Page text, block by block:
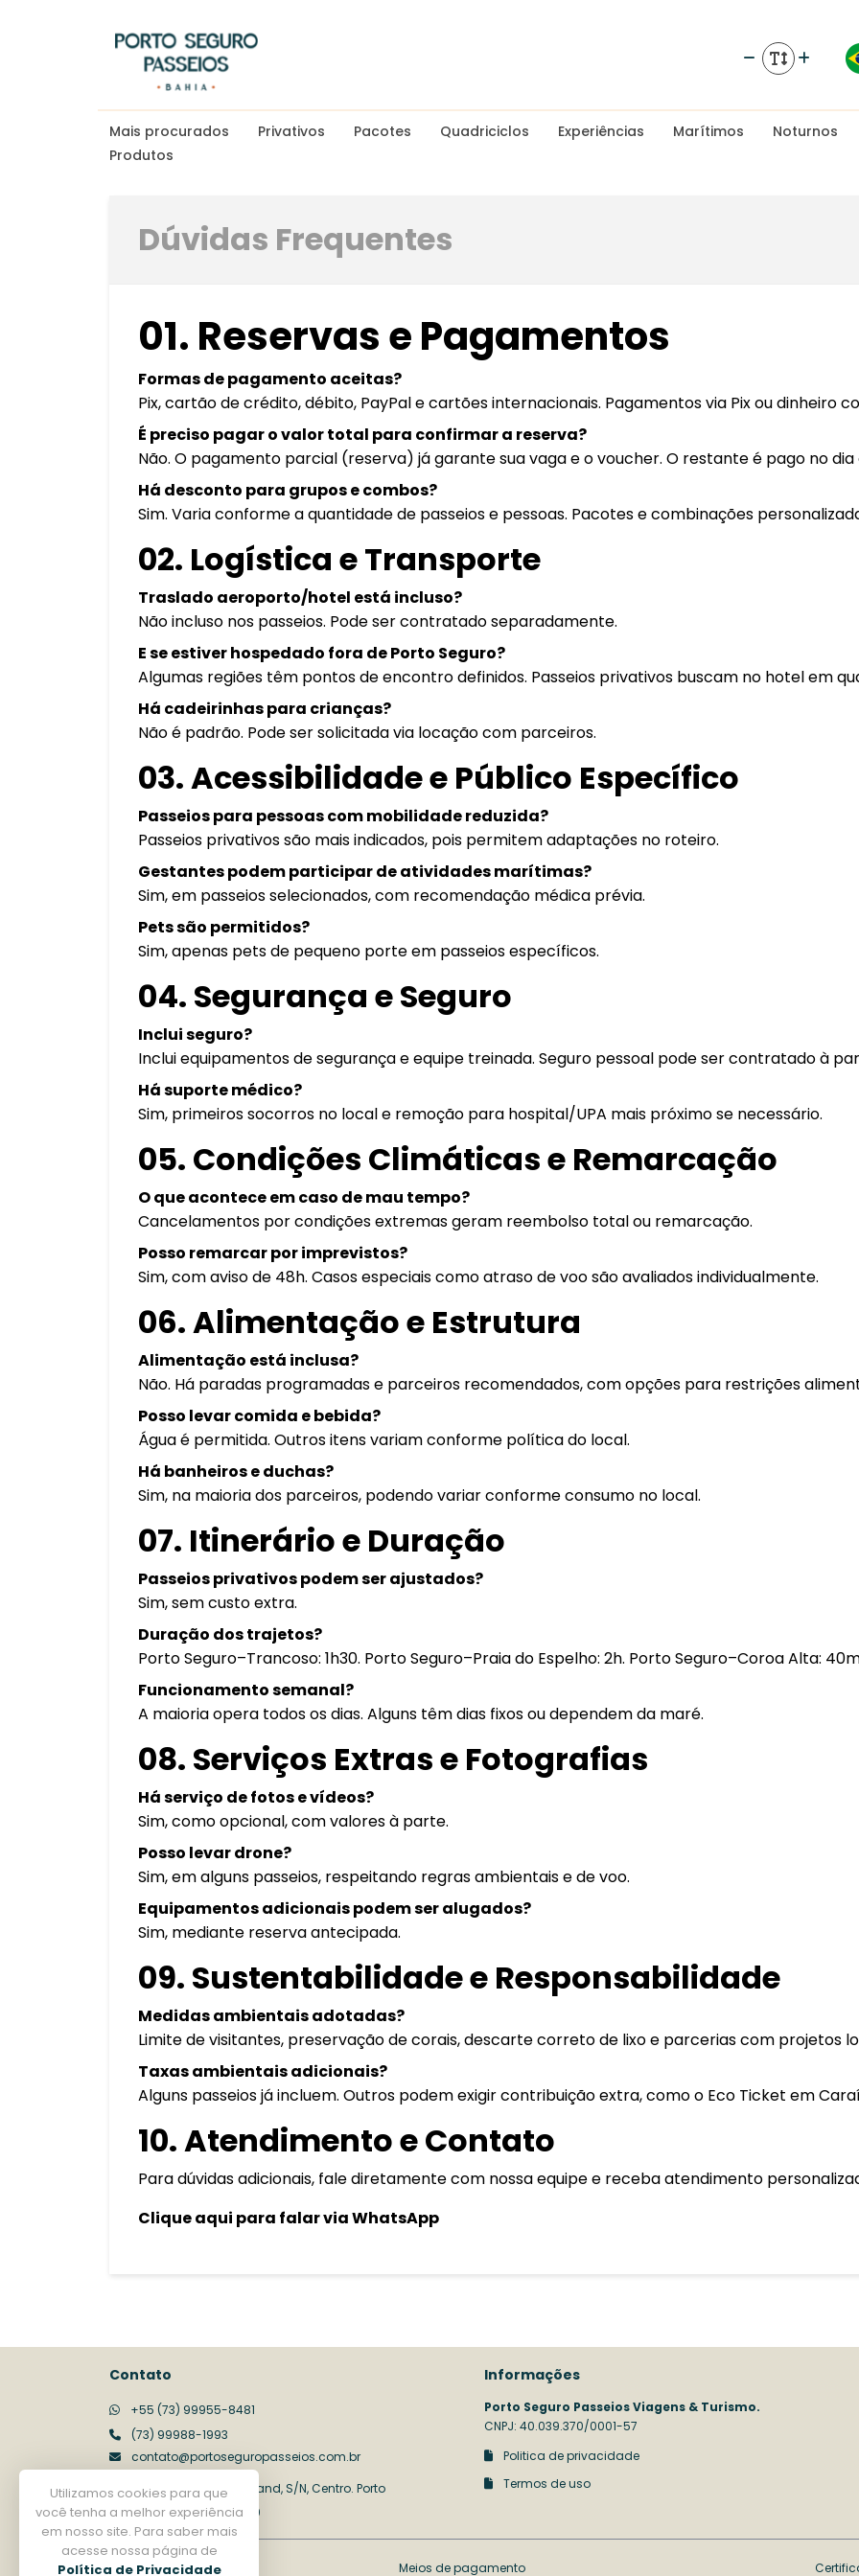
Mais procurados Privativos Pacotes Quadriciclos Experiências Marítimos
Noturnos
Produtos
Dúvidas Frequentes
01. Reservas e Pagamentos
Formas de pagamento aceitas?
Pix, cartão de crédito, débito, PayPal e cartões internacionais. Pagamentos via Pix ou dinheiro
É preciso pagar o valor total para confirmar a reserva?
Não. O pagamento parcial (reserva) já garante sua vaga e o voucher. O restante é pago no dia
Há desconto para grupos e combos?
Sim. Varia conforme a quantidade de passeios e pessoas. Pacotes e combinações
02. Logística e Transporte
Traslado aeroporto/hotel está incluso?
Não incluso nos passeios. Pode ser contratado separadamente.
E se estiver hospedado fora de Porto Seguro?
Algumas regiões têm pontos de encontro definidos. Passeios privativos buscam no hotel em
Há cadeirinhas para crianças?
Não é padrão. Pode ser solicitada via locação com parceiros.
03. Acessibilidade e Público Específico
Passeios para pessoas com mobilidade reduzida?
Passeios privativos são mais indicados, pois permitem adaptações no roteiro.
Gestantes podem participar de atividades marítimas?
Sim, em passeios selecionados, com recomendação médica prévia.
Pets são permitidos?
Sim, apenas pets de pequeno porte em passeios específicos.
04. Segurança e Seguro
Inclui seguro?
Inclui equipamentos de segurança e equipe treinada. Seguro pessoal pode ser contratado à
Há suporte médico?
Sim, primeiros socorros no local e remoção para hospital/UPA mais próximo se necessário.
05. Condições Climáticas e Remarcação
O que acontece em caso de mau tempo?
Cancelamentos por condições extremas geram reembolso total ou remarcação.
Posso remarcar por imprevistos?
Sim, com aviso de 48h. Casos especiais como atraso de voo são avaliados individualmente.
06. Alimentação e Estrutura
Alimentação está inclusa?
Não. Há paradas programadas e parceiros recomendados, com opções para restrições
Posso levar comida e bebida?
Água é permitida. Outros itens variam conforme política do local.
Há banheiros e duchas?
Sim, na maioria dos parceiros, podendo variar conforme consumo no local.
07. Itinerário e Duração
Passeios privativos podem ser ajustados?
Sim, sem custo extra.
Duração dos trajetos?
Porto Seguro–Trancoso: 1h30. Porto Seguro–Praia do Espelho: 2h. Porto Seguro–Coroa Alta:
Funcionamento semanal?
A maioria opera todos os dias. Alguns têm dias fixos ou dependem da maré.
08. Serviços Extras e Fotografias
Há serviço de fotos e vídeos?
Sim, como opcional, com valores à parte.
Posso levar drone?
Sim, em alguns passeios, respeitando regras ambientais e de voo.
Equipamentos adicionais podem ser alugados?
Sim, mediante reserva antecipada.
09. Sustentabilidade e Responsabilidade
Medidas ambientais adotadas?
Limite de visitantes, preservação de corais, descarte correto de lixo e parcerias com projetos
Taxas ambientais adicionais?
Alguns passeios já incluem. Outros podem exigir contribuição extra, como o Eco Ticket em
10. Atendimento e Contato
Para dúvidas adicionais, fale diretamente com nossa equipe e receba atendimento
Clique aqui para falar via WhatsApp
Contato
+55 (73) 99955-8481
(73) 99988-1993
contato@portoseguropasseios.com.br
Rua Assis Chateaubriand, S/N, Centro. Porto
Seguro/BA, 45810-000
Informações
Porto Seguro Passeios Viagens & Turismo.
CNPJ: 40.039.370/0001-57
Politica de privacidade
Termos de uso
Aceitamos os cartões Meios de pagamento
Utilizamos cookies para que
você tenha a melhor experiência
em nosso site. Para saber mais
acesse nossa página de
Política de Privacidade